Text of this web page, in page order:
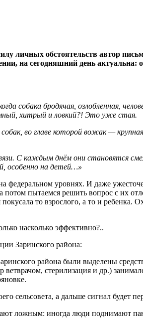
обстоятельств автор
на сегодняшний день актуальна:
собака бродячая, озлобленная,
хитрый и ловкий?! Это уже стая.
во главе которой вожак —
С каждым днём они становятся
особенно на детей…»
федеральном уровнях. И даже
пытаемся решить вопрос с их
то взрослого, а то и
насколько эффективно?..
Заринского района:
района были выделены
стерилизация и др.)
сельсовета, а дальше сигнал будет
ложным: иногда люди поднимают